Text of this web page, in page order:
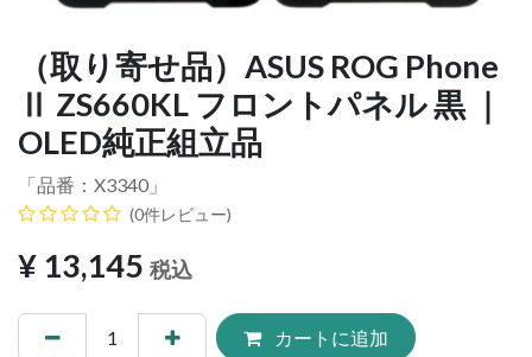
（取り寄せ品）ASUS ROG Phone
Ⅱ ZS660KL フロントパネル 黒 ｜
OLED純正組立品
「品番： X3340 」
(0件レビュー)
¥ 13,145 税込
カートに追加